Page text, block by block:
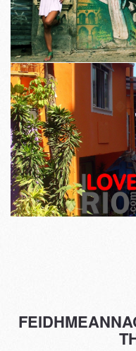
I LOVE RIO cuardach ar
gcónaí soiléir.